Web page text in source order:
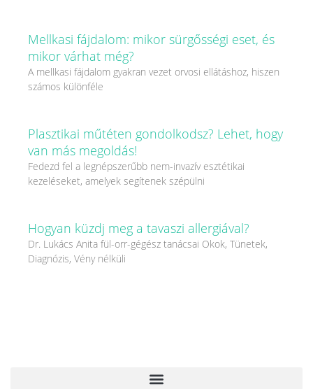
Mellkasi fájdalom: mikor sürgősségi eset, és
mikor várhat még?
A mellkasi fájdalom gyakran vezet orvosi ellátáshoz, hiszen
számos különféle
Plasztikai műtéten gondolkodsz? Lehet, hogy
van más megoldás!
Fedezd fel a legnépszerűbb nem-invazív esztétikai
kezeléseket, amelyek segítenek szépülni
Hogyan küzdj meg a tavaszi allergiával?
Dr. Lukács Anita fül-orr-gégész tanácsai Okok, Tünetek,
Diagnózis, Vény nélküli